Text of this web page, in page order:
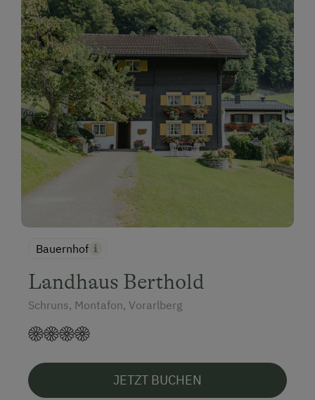
Bauernhof
Landhaus Berthold
Schruns, Montafon, Vorarlberg
JETZT BUCHEN